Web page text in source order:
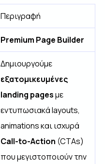
Περιγραφή
Premium Page Builder
Δημιουργούμε
εξατομικευμένες
landing pagesμε
εντυπωσιακά layouts,
animations και ισχυρά
Call-to-Action (CTAs)
που μεγιστοποιούν την